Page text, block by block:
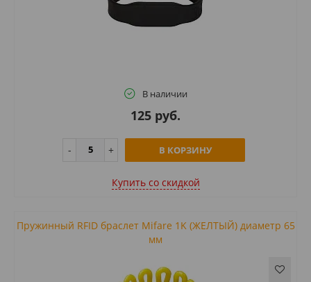
В наличии
125 руб.
В КОРЗИНУ
Купить cо скидкой
Пружинный RFID браслет Mifare 1K (ЖЕЛТЫЙ) диаметр 65
мм